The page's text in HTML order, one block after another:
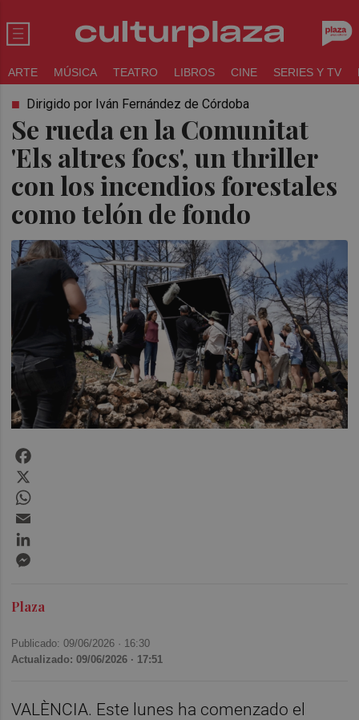
ARTE MÚSICA TEATRO LIBROS CINE SERIES Y TV
Se rueda en la Comunitat
'Els altres focs', un thriller
con los incendios forestales
como telón de fondo
Dirigido por Iván Fernández de Córdoba
Plaza
Publicado: 09/06/2026 · 16:30
Actualizado: 09/06/2026 · 17:51
VALÈNCIA. Este lunes ha comenzado el